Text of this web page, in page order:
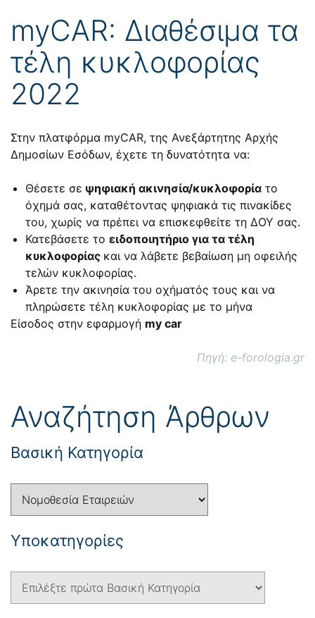
myCAR: Διαθέσιμα τα
τέλη κυκλοφορίας
2022
Στην πλατφόρμα myCAR, της Ανεξάρτητης Αρχής
Δημοσίων Εσόδων, έχετε τη δυνατότητα να:
Θέσετε σε ψηφιακή ακινησία/κυκλοφορία το
όχημά σας, καταθέτοντας ψηφιακά τις πινακίδες
του, χωρίς να πρέπει να επισκεφθείτε τη ΔΟΥ σας.
Κατεβάσετε το ειδοποιητήριο για τα τέλη
κυκλοφορίας και να λάβετε βεβαίωση μη οφειλής
τελών κυκλοφορίας.
Άρετε την ακινησία του οχήματός τους και να
πληρώσετε τέλη κυκλοφορίας με το μήνα
Είσοδος στην εφαρμογή my car
Πηγή: e-forologia.gr
Αναζήτηση Άρθρων
Βασική Κατηγορία
Yποκατηγορίες